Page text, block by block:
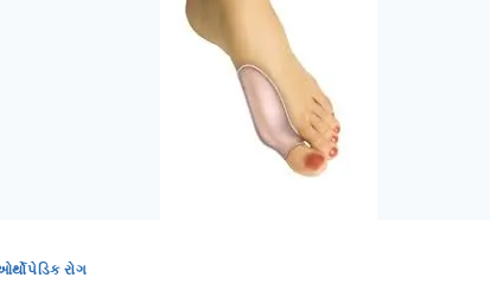
રોગ